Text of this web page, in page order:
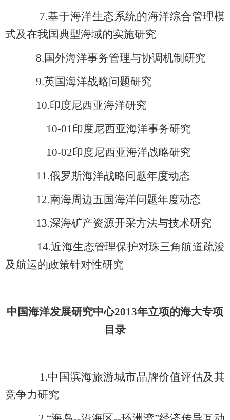
7.基于海洋生态系统的海洋综合管理模
式及在我国典型海域的实施研究
8.国外海洋事务管理与协调机制研究
9.英国海洋战略问题研究
10.印度尼西亚海洋研究
10-01印度尼西亚海洋事务研究
10-02印度尼西亚海洋战略研究
11.俄罗斯海洋战略问题年度动态
12.南海周边五国海洋问题年度动态
13.深海矿产资源开采方法与技术研究
14.近海生态管理保护对珠三角航道疏浚
及航运的政策针对性研究
中国海洋发展研究中心2013年立项的海大专项
目录
1.中国滨海旅游城市品牌价值评估及其
竞争力研究